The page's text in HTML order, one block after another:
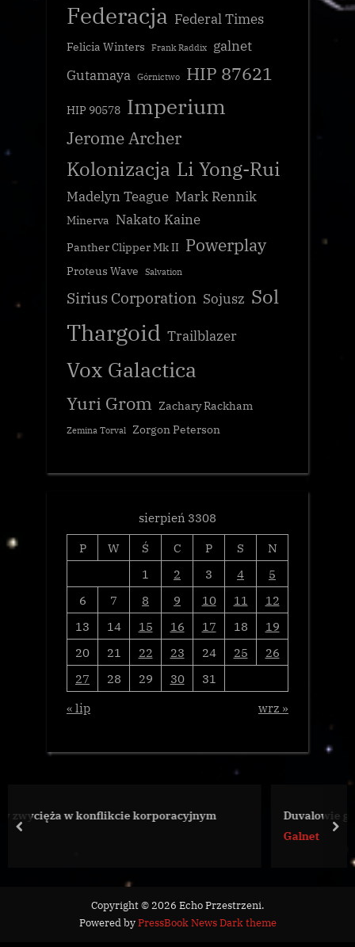
Federacja Federal Times
Felicia Winters Frank Raddix
galnet
Gutamaya Górnictwo HIP 87621
HIP 90578 Imperium
Jerome Archer
Kolonizacja Li Yong-Rui
Madelyn Teague Mark Rennik
Minerva Nakato Kaine
Panther Clipper Mk II Powerplay
Proteus Wave Salvation
Sirius Corporation Sojusz Sol
Thargoid Trailblazer
Vox Galactica
Yuri Grom Zachary Rackham
Zemina Torval Zorgon Peterson
sierpień 3308
P
W Ś C P S
N
1
2 3 4
5
6
7 8 9 10 11
12
13
14 15 16 17 18
19
20
21 22 23 24 25
26
27
28 29 30
31
« lip
wrz »
korporacyjnym Duvalowie gromadzą się wokół
prev
Copyright © 2026 Echo Przestrzeni.
Powered byPressBook News Dark theme